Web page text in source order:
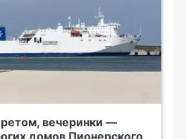
вечеринки —
домов Пионерского